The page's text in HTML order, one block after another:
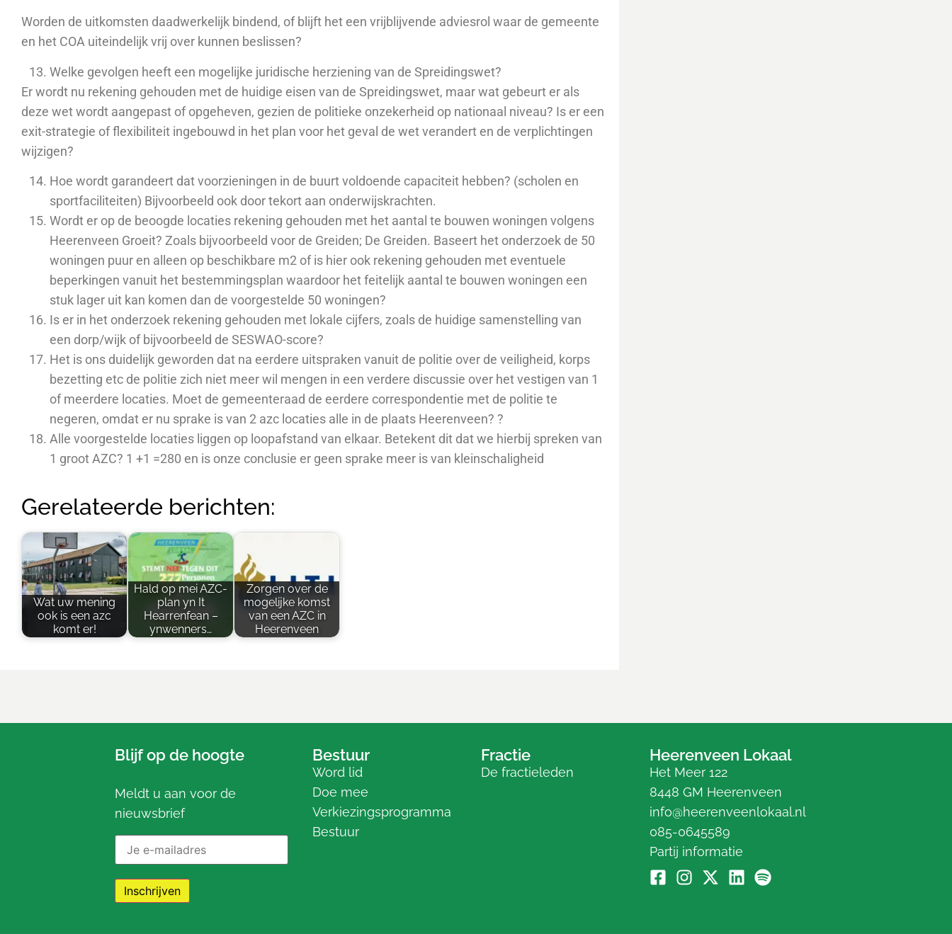
Worden de uitkomsten daadwerkelijk bindend, of blijft het een vrijblijvende adviesrol waar de gemeente
en het COA uiteindelijk vrij over kunnen beslissen?
Welke gevolgen heeft een mogelijke juridische herziening van de Spreidingswet?
Er wordt nu rekening gehouden met de huidige eisen van de Spreidingswet, maar wat gebeurt er als
deze wet wordt aangepast of opgeheven, gezien de politieke onzekerheid op nationaal niveau? Is er een
exit-strategie of flexibiliteit ingebouwd in het plan voor het geval de wet verandert en de verplichtingen
wijzigen?
Hoe wordt garandeert dat voorzieningen in de buurt voldoende capaciteit hebben? (scholen en
sportfaciliteiten) Bijvoorbeeld ook door tekort aan onderwijskrachten.
Wordt er op de beoogde locaties rekening gehouden met het aantal te bouwen woningen volgens
Heerenveen Groeit? Zoals bijvoorbeeld voor de Greiden; De Greiden. Baseert het onderzoek de 50
woningen puur en alleen op beschikbare m2 of is hier ook rekening gehouden met eventuele
beperkingen vanuit het bestemmingsplan waardoor het feitelijk aantal te bouwen woningen een
stuk lager uit kan komen dan de voorgestelde 50 woningen?
Is er in het onderzoek rekening gehouden met lokale cijfers, zoals de huidige samenstelling van
een dorp/wijk of bijvoorbeeld de SESWAO-score?
Het is ons duidelijk geworden dat na eerdere uitspraken vanuit de politie over de veiligheid, korps
bezetting etc de politie zich niet meer wil mengen in een verdere discussie over het vestigen van 1
of meerdere locaties. Moet de gemeenteraad de eerdere correspondentie met de politie te
negeren, omdat er nu sprake is van 2 azc locaties alle in de plaats Heerenveen? ?
Alle voorgestelde locaties liggen op loopafstand van elkaar. Betekent dit dat we hierbij spreken van
1 groot AZC? 1 +1 =280 en is onze conclusie er geen sprake meer is van kleinschaligheid
Gerelateerde berichten:
Wat uw mening
ook is een azc
komt er!
Hald op mei AZC-
plan yn It
Hearrenfean –
ynwenners…
Zorgen over de
mogelijke komst
van een AZC in
Heerenveen
Blijf op de hoogte
Meldt u aan voor de
nieuwsbrief
Bestuur
Word lid
Doe mee
Verkiezingsprogramma
Bestuur
Fractie
De fractieleden
Heerenveen Lokaal
Het Meer 122
8448 GM Heerenveen
info@heerenveenlokaal.nl
085-0645589
Partij informatie